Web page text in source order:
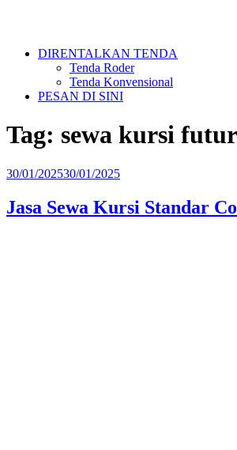
DIRENTALKAN TENDA
Tenda Roder
Tenda Konvensional
PESAN DI SINI
Tag: sewa kursi
Diposkan
30/01/202530/01/2025
Jasa Sewa Kursi Standar